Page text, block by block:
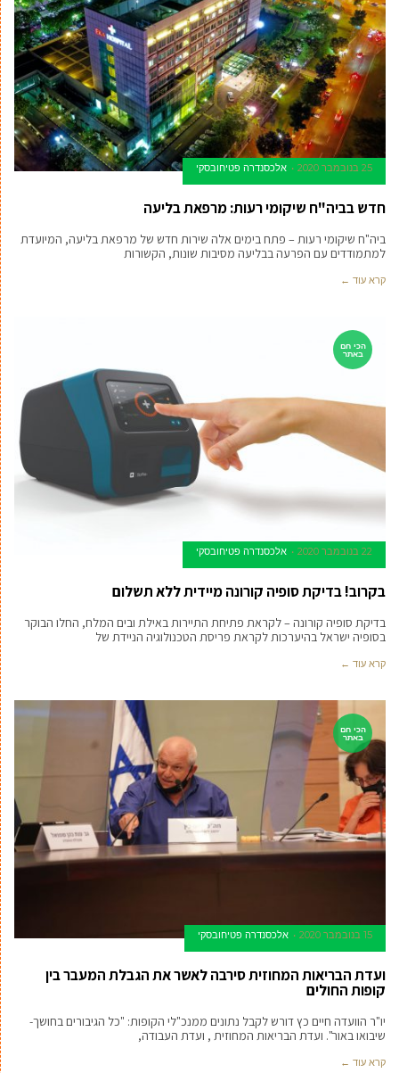
25 בנובמבר 2020 אלכסנדרה פטיחובסקי
חדש בביה"ח שיקומי רעות: מרפאת בליעה
ביה"ח שיקומי רעות – פתח בימים אלה שירות חדש של מרפאת בליעה, המיועדת
למתמודדים עם הפרעה בבליעה מסיבות שונות, הקשורות
קרא עוד ←
הכי חם
באתר
22 בנובמבר 2020 אלכסנדרה פטיחובסקי
בקרוב! בדיקת סופיה קורונה מיידית ללא תשלום
בדיקת סופיה קורונה – לקראת פתיחת התיירות באילת ובים המלח, החלו הבוקר
בסופיה ישראל בהיערכות לקראת פריסת הטכנולוגיה הניידת של
קרא עוד ←
הכי חם
באתר
15 בנובמבר 2020 אלכסנדרה פטיחובסקי
ועדת הבריאות המחוזית סירבה לאשר את הגבלת המעבר בין
קופות החולים
יו"ר הוועדה חיים כץ דורש לקבל נתונים ממנכ"לי הקופות: "כל הגיבורים בחושך-
שיבואו באור". ועדת הבריאות המחוזית , ועדת העבודה,
קרא עוד ←